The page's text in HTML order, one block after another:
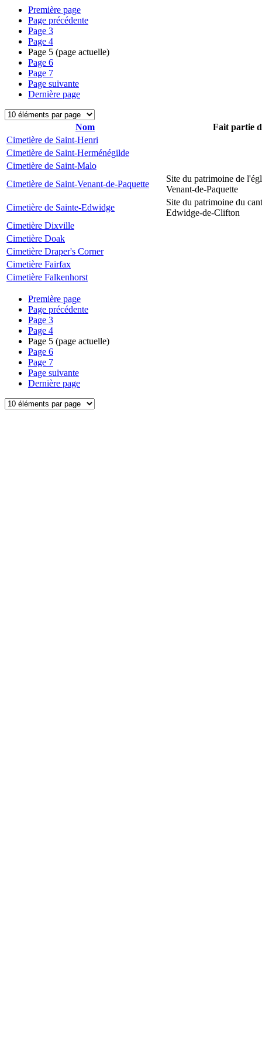
Première page
Page précédente
Page 3
Page 4
Page 5 (page actuelle)
Page 6
Page 7
Page suivante
Dernière page
Nom
Fait partie
Cimetière de Saint-Henri
Cimetière de Saint-Herménégilde
Cimetière de Saint-Malo
Cimetière de Saint-Venant-de-Paquette
Site du patrimoine de
Venant-de-Paquette
Cimetière de Sainte-Edwidge
Site du patrimoine du
Edwidge-de-Clifton
Cimetière Dixville
Cimetière Doak
Cimetière Draper's Corner
Cimetière Fairfax
Cimetière Falkenhorst
Première page
Page précédente
Page 3
Page 4
Page 5 (page actuelle)
Page 6
Page 7
Page suivante
Dernière page